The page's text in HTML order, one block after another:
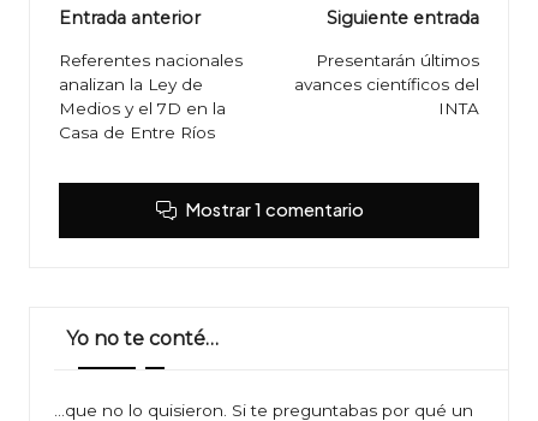
Navegación
de
entradas
Entrada anterior
Referentes nacionales
analizan la Ley de
Medios y el 7D en la
Casa de Entre Ríos
Siguiente entrada
Presentarán últimos
avances científicos del
INTA
Mostrar 1 comentario
Yo no te conté…
…que no lo quisieron. Si te preguntabas por qué un